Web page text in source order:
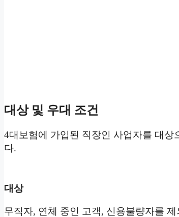
대상 및 우대 조건
4대보험에 가입된 직장인 사업자를 대
다.
대상
무직자, 연체 중인 고객, 신용불량자를